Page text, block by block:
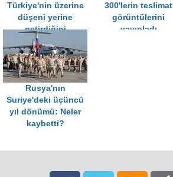
Türkiye'nin üzerine
düşeni yerine
getirdiğini
görüyoruz
300'lerin teslimat
görüntülerini
yayınladı
Rusya'nın
Suriye'deki üçüncü
yıl dönümü: Neler
kaybetti?